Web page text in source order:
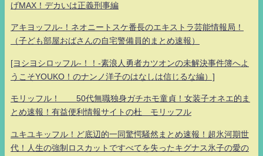
げMAX！デカいは正義刑事編
アキヨッフル-！ネオニートスケ番長のエキストラ芸能情報局！
（子ども部屋おばさんの自宅警備員的まとめ速報）
[ヨシヨシロッフル-！！-素浪人勇者カツオンの未解決事件簿へよ
うこそYOUKO！のナンノ洋子のはなしは信じるな編）]
モリッフル！ 50代無職独身ガチホモ童貞！女装子オネエ的ま
とめ速報！有益便利情報サイトの杜 モリッフル
ユキユキッフル！ど底辺的一同驚愕騒然まとめ速報！超氷河期世
代！人生の強制ロスカットですべてを失ったキグナス氷子の愛の